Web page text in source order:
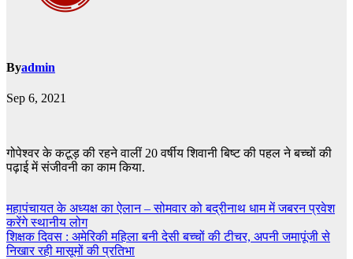
Byadmin
Sep 6, 2021
गोपेश्वर के कटूड़ की रहने वालीं 20 वर्षीय शिवानी बिष्ट की पहल ने बच्चों की
पढ़ाई में संजीवनी का काम किया.
Post
navigation
महापंचायत के अध्यक्ष का ऐलान – सोमवार को बद्रीनाथ धाम में जबरन प्रवेश
करेंगे स्थानीय लोग
शिक्षक दिवस : अमेरिकी महिला बनी देसी बच्चों की टीचर, अपनी जमापूंजी से
निखार रही मासूमों की प्रतिभा